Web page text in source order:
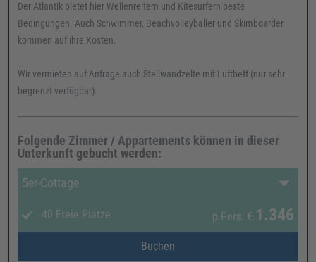
Der Atlantik bietet hier Wellenreitern und Kitesurfern beste
Bedingungen. Auch Schwimmer, Beachvolleyballer und Skimboarder
kommen auf ihre Kosten.
Wir vermieten auf Anfrage auch Steilwandzelte mit Luftbett (nur sehr
begrenzt verfügbar).
Folgende Zimmer / Appartements können in dieser
Unterkunft gebucht werden:
5er-Cottage
40 Freie Plätze p.Pers. € 1.346
Buchen